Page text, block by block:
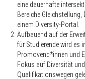
eine dauerhafte
Bereiche
einem Diversity-Portal.
Aufbauend auf der
für Studierende wird es
Promovend*innen und
Fokus auf Diversität
Qualifikationswegen